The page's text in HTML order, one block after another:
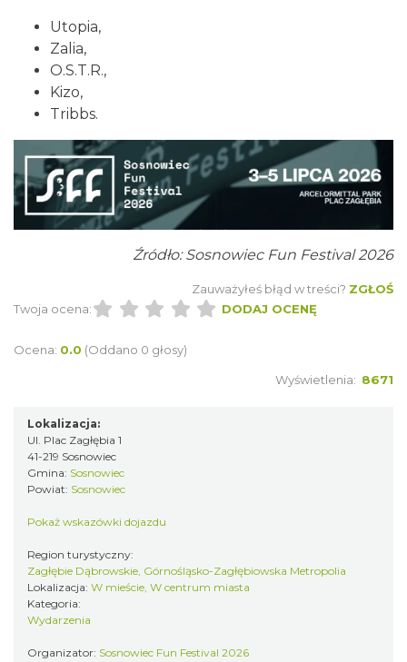
Alicja Majewska & Włodzimierz Korcz &
Warsaw String Quartet - Jubileusz
Katowice
9.34 km
44. Rawa Blues Festival
2026-10-03
Henryk Miśkiewicz – 75 lat Mistrza i Goście
Katowice
9.34 km
Utopia,
Zalia,
O.S.T.R.,
Kizo,
Tribbs.
Źródło: Sosnowiec Fun Festival 2026
Zauważyłeś błąd w treści? ZGŁOŚ
Twoja ocena:
DODAJ OCENĘ
Ocena: 0.0 (Oddano 0 głosy)
Wyświetlenia: 8671
Lokalizacja:
Ul. Plac Zagłębia 1
41-219 Sosnowiec
Gmina: Sosnowiec
Powiat: Sosnowiec
Pokaż wskazówki dojazdu
Region turystyczny:
Zagłębie Dąbrowskie, Górnośląsko-Zagłębiowska Metropolia
Lokalizacja: W mieście, W centrum miasta
Kategoria:
Wydarzenia
Organizator: Sosnowiec Fun Festival 2026